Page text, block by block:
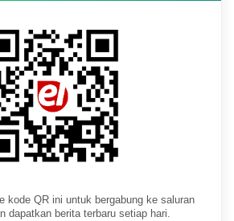
kode QR ini untuk bergabung ke saluran
dapatkan berita terbaru setiap hari.